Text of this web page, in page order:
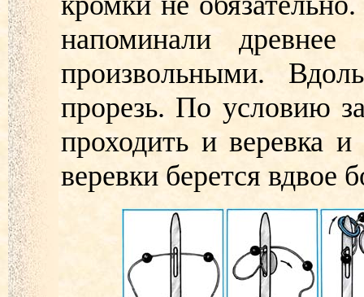
напоминали
произвольными.
прорезь. По условию
проходить и веревка
веревки берется вдвое